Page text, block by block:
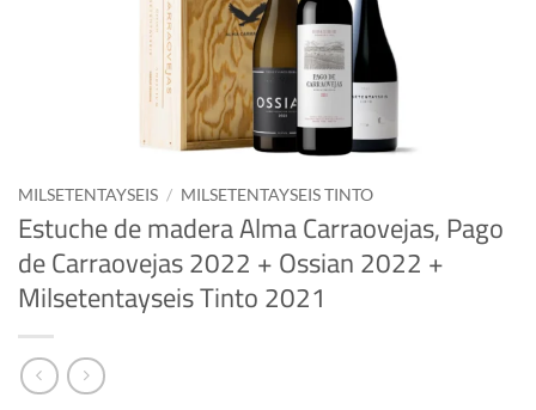
MILSETENTAYSEIS / MILSETENTAYSEIS TINTO
Estuche de madera Alma Carraovejas, Pago
de Carraovejas 2022 + Ossian 2022 +
Milsetentayseis Tinto 2021